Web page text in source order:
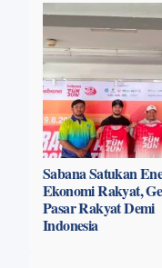
Sabana Satukan
Ekonomi Rakyat,
Pasar Rakyat
Indonesia